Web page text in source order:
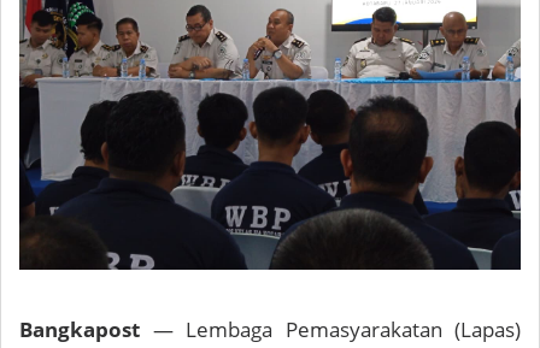
Bangkapost — Lembaga Pemasyarakatan (Lapas)